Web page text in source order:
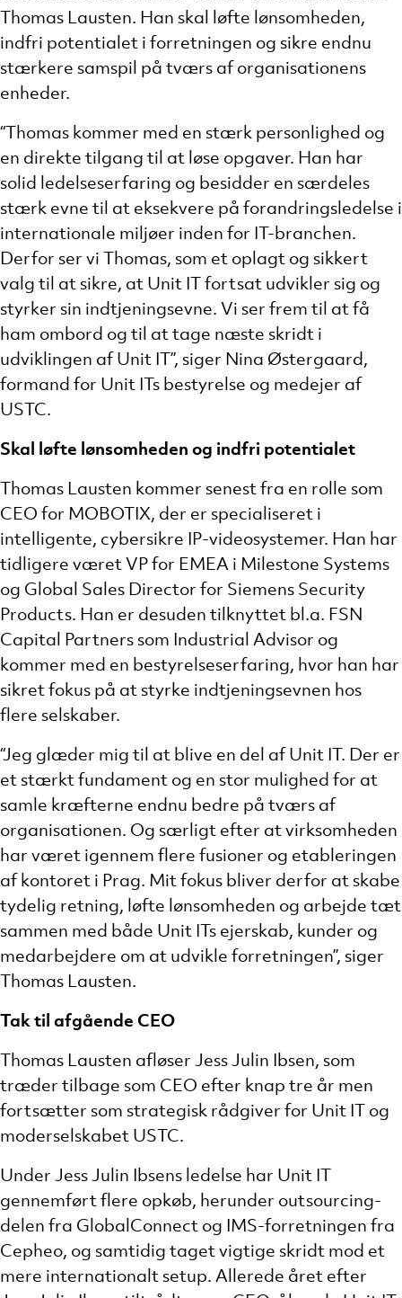
Thomas Lausten. Han skal løfte lønsomheden,
indfri potentialet i forretningen og sikre endnu
stærkere samspil på tværs af organisationens
enheder.
“Thomas kommer med en stærk personlighed og
en direkte tilgang til at løse opgaver. Han har
solid ledelseserfaring og besidder en særdeles
stærk evne til at eksekvere på forandringsledelse i
internationale miljøer inden for IT-branchen.
Derfor ser vi Thomas, som et oplagt og sikkert
valg til at sikre, at Unit IT fortsat udvikler sig og
styrker sin indtjeningsevne. Vi ser frem til at få
ham ombord og til at tage næste skridt i
udviklingen af Unit IT”, siger Nina Østergaard,
formand for Unit ITs bestyrelse og medejer af
USTC.
Skal løfte lønsomheden og indfri potentialet
Thomas Lausten kommer senest fra en rolle som
CEO for MOBOTIX, der er specialiseret i
intelligente, cybersikre IP-videosystemer. Han har
tidligere været VP for EMEA i Milestone Systems
og Global Sales Director for Siemens Security
Products. Han er desuden tilknyttet bl.a. FSN
Capital Partners som Industrial Advisor og
kommer med en bestyrelseserfaring, hvor han har
sikret fokus på at styrke indtjeningsevnen hos
flere selskaber.
“Jeg glæder mig til at blive en del af Unit IT. Der er
et stærkt fundament og en stor mulighed for at
samle kræfterne endnu bedre på tværs af
organisationen. Og særligt efter at virksomheden
har været igennem flere fusioner og etableringen
af kontoret i Prag. Mit fokus bliver derfor at skabe
tydelig retning, løfte lønsomheden og arbejde tæt
sammen med både Unit ITs ejerskab, kunder og
medarbejdere om at udvikle forretningen”, siger
Thomas Lausten.
Tak til afgående CEO
Thomas Lausten afløser Jess Julin Ibsen, som
træder tilbage som CEO efter knap tre år men
fortsætter som strategisk rådgiver for Unit IT og
moderselskabet USTC.
Under Jess Julin Ibsens ledelse har Unit IT
gennemført flere opkøb, herunder outsourcing-
delen fra GlobalConnect og IMS-forretningen fra
Cepheo, og samtidig taget vigtige skridt mod et
mere internationalt setup. Allerede året efter